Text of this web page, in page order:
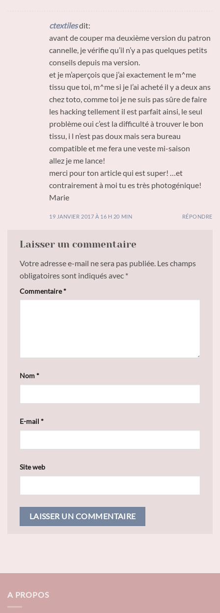
ctextilesdit:
avant de couper ma deuxième version du patron
cannelle, je vérifie qu’il n’y a pas quelques petits
conseils depuis ma version.
et je m’aperçois que j’ai exactement le m^me
tissu que toi, m^me si je l’ai acheté il y a deux ans
chez toto, comme toi je ne suis pas sûre de faire
les hacking tellement il est parfait ainsi, le seul
problème oui c’est la difficulté à trouver le bon
tissu, i l n’est pas doux mais sera bureau
compatible et me fera une veste mi-saison
allez je me lance!
merci pour ton article qui est super! …et
contrairement à moi tu es très photogénique!
Marie
19 JANVIER 2017 À 16 H 20 MIN RÉPONDRE
Laisser un commentaire
Votre adresse e-mail ne sera pas publiée. Les champs
obligatoires sont indiqués avec *
Commentaire*
Nom*
E-mail *
Site web
A PROPOS